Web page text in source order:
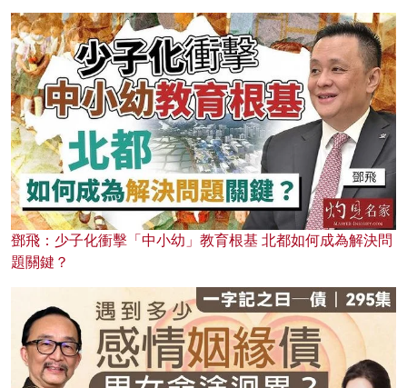
鄧飛：少子化衝擊「中小幼」教育根基 北都如何成為解決問
題關鍵？